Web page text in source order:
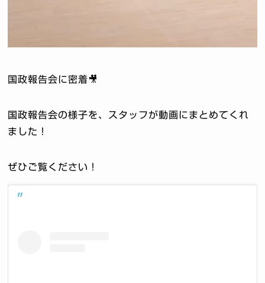
国政報告会に密着🎥
国政報告会の様子を、スタッフが動画にまとめてくれ
ました！
ぜひご覧ください！